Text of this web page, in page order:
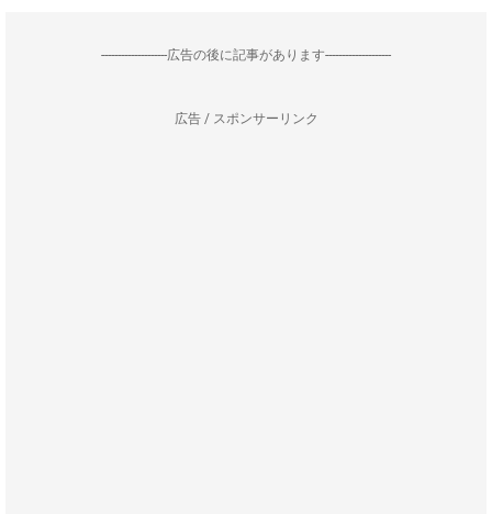
--------------------広告の後に記事があります--------------------
広告 / スポンサーリンク